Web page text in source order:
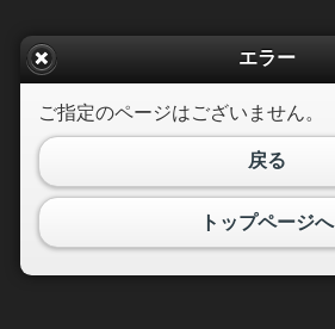
エラー
ご指定のページはございません。
戻る
トップページへ